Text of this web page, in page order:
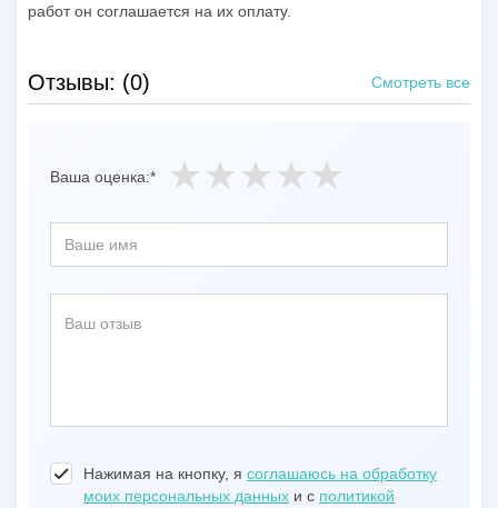
работ он соглашается на их оплату.
Отзывы: (0) Смотреть все
Ваша оценка:*
Нажимая на кнопку, я соглашаюсь на обработку
моих персональных данных и с политикой